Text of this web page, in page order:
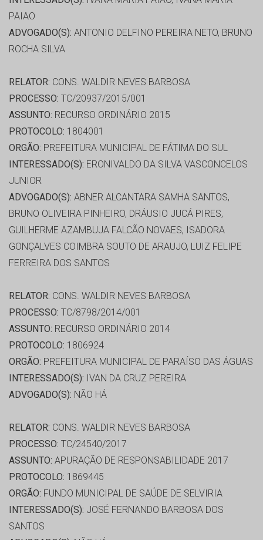
PAIAO
ADVOGADO(S): ANTONIO DELFINO PEREIRA NETO, BRUNO
ROCHA SILVA
RELATOR: CONS. WALDIR NEVES BARBOSA
PROCESSO: TC/20937/2015/001
ASSUNTO: RECURSO ORDINÁRIO 2015
PROTOCOLO: 1804001
ORGÃO: PREFEITURA MUNICIPAL DE FÁTIMA DO SUL
INTERESSADO(S): ERONIVALDO DA SILVA VASCONCELOS
JUNIOR
ADVOGADO(S): ABNER ALCANTARA SAMHA SANTOS,
BRUNO OLIVEIRA PINHEIRO, DRÁUSIO JUCÁ PIRES,
GUILHERME AZAMBUJA FALCÃO NOVAES, ISADORA
GONÇALVES COIMBRA SOUTO DE ARAUJO, LUIZ FELIPE
FERREIRA DOS SANTOS
RELATOR: CONS. WALDIR NEVES BARBOSA
PROCESSO: TC/8798/2014/001
ASSUNTO: RECURSO ORDINÁRIO 2014
PROTOCOLO: 1806924
ORGÃO: PREFEITURA MUNICIPAL DE PARAÍSO DAS ÁGUAS
INTERESSADO(S): IVAN DA CRUZ PEREIRA
ADVOGADO(S): NÃO HÁ
RELATOR: CONS. WALDIR NEVES BARBOSA
PROCESSO: TC/24540/2017
ASSUNTO: APURAÇÃO DE RESPONSABILIDADE 2017
PROTOCOLO: 1869445
ORGÃO: FUNDO MUNICIPAL DE SAÚDE DE SELVIRIA
INTERESSADO(S): JOSÉ FERNANDO BARBOSA DOS
SANTOS